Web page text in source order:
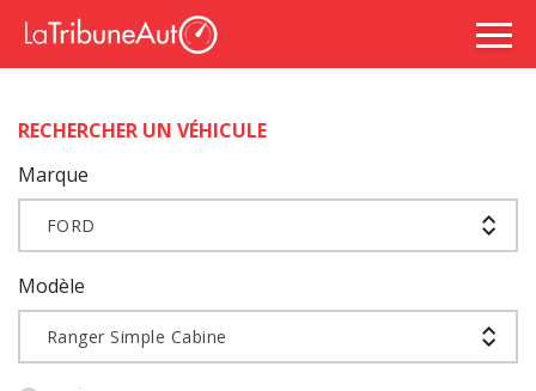
RECHERCHER UN VÉHICULE
Marque
FORD
Modèle
Ranger Simple Cabine